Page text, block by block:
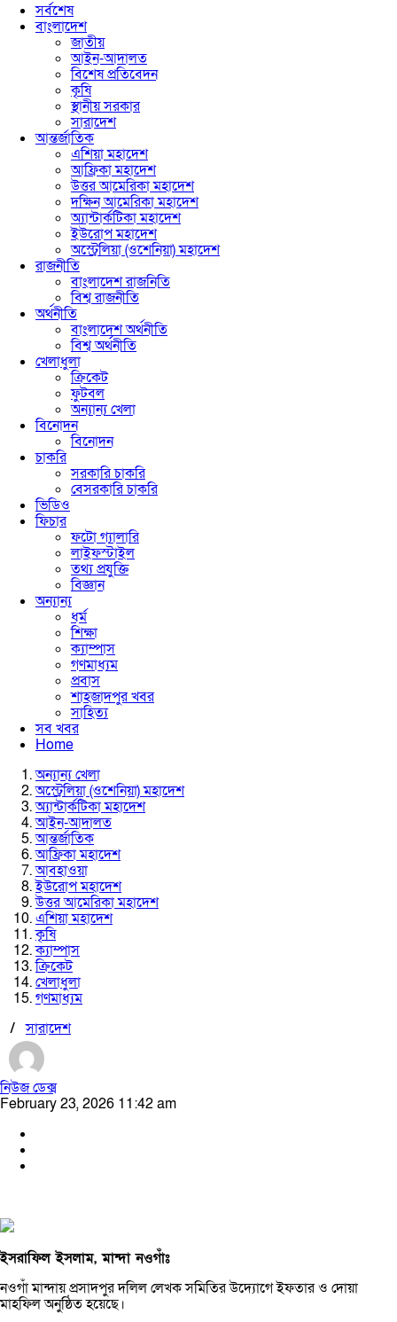
সর্বশেষ
বাংলাদেশ
জাতীয়
আইন-আদালত
বিশেষ প্রতিবেদন
কৃষি
স্থানীয় সরকার
সারাদেশ
আন্তর্জাতিক
এশিয়া মহাদেশ
আফ্রিকা মহাদেশ
উত্তর আমেরিকা মহাদেশ
দক্ষিন আমেরিকা মহাদেশ
অ্যান্টার্কটিকা মহাদেশ
ইউরোপ মহাদেশ
অস্ট্রেলিয়া (ওশেনিয়া) মহাদেশ
রাজনীতি
বাংলাদেশ রাজনিতি
বিশ্ব রাজনীতি
অর্থনীতি
বাংলাদেশ অর্থনীতি
বিশ্ব অর্থনীতি
খেলাধুলা
ক্রিকেট
ফুটবল
অন্যান্য খেলা
বিনোদন
বিনোদন
চাকরি
সরকারি চাকরি
বেসরকারি চাকরি
ভিডিও
ফিচার
ফটো গ্যালারি
লাইফস্টাইল
তথ্য প্রযুক্তি
বিজ্ঞান
অন্যান্য
ধর্ম
শিক্ষা
ক্যাম্পাস
গণমাধ্যম
প্রবাস
শাহজাদপুর খবর
সাহিত্য
সব খবর
Home
অন্যান্য খেলা
অস্ট্রেলিয়া (ওশেনিয়া) মহাদেশ
অ্যান্টার্কটিকা মহাদেশ
আইন-আদালত
আন্তর্জাতিক
আফ্রিকা মহাদেশ
আবহাওয়া
ইউরোপ মহাদেশ
উত্তর আমেরিকা মহাদেশ
এশিয়া মহাদেশ
কৃষি
ক্যাম্পাস
ক্রিকেট
খেলাধুলা
গণমাধ্যম
/সারাদেশ
নিউজ ডেক্স
February 23, 2026 11:42 am
ইসরাফিল ইসলাম, মান্দা নওগাঁঃ
নওগাঁ মান্দায় প্রসাদপুর দলিল লেখক সমিতির উদ্যোগে ইফতার ও দোয়া
মাহফিল অনুষ্ঠিত হয়েছে।